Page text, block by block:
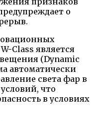
о
Class является
(Dynamic
автоматически
света фар в
что
в условиях